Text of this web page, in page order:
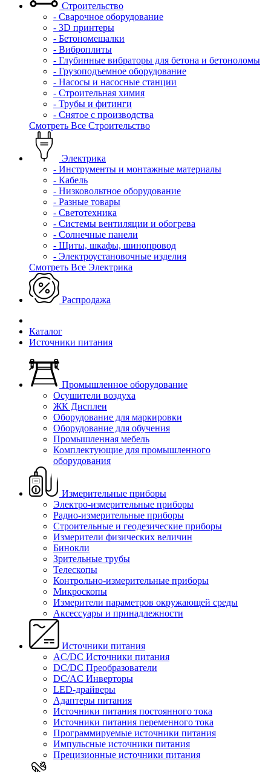
Строительство
- Сварочное оборудование
- 3D принтеры
- Бетономешалки
- Виброплиты
- Глубинные вибраторы для бетона и бетоноломы
- Грузоподъемное оборудование
- Насосы и насосные станции
- Строительная химия
- Трубы и фитинги
- Снятое с производства
Смотреть Все Строительство
Электрика
- Инструменты и монтажные материалы
- Кабель
- Низковольтное оборудование
- Разные товары
- Светотехника
- Системы вентиляции и обогрева
- Солнечные панели
- Щиты, шкафы, шинопровод
- Электроустановочные изделия
Смотреть Все Электрика
Распродажа
Каталог
Источники питания
Промышленное оборудование
Осушители воздуха
ЖК Дисплеи
Оборудование для маркировки
Оборудование для обучения
Промышленная мебель
Комплектующие для промышленного
оборудования
Измерительные приборы
Электро-измерительные приборы
Радио-измерительные приборы
Строительные и геодезические приборы
Измерители физических величин
Бинокли
Зрительные трубы
Телескопы
Контрольно-измерительные приборы
Микроскопы
Измерители параметров окружающей среды
Аксессуары и принадлежности
Источники питания
AC/DC Источники питания
DC/DC Преобразователи
DC/AC Инверторы
LED-драйверы
Адаптеры питания
Источники питания постоянного тока
Источники питания переменного тока
Программируемые источники питания
Импульсные источники питания
Прецизионные источники питания